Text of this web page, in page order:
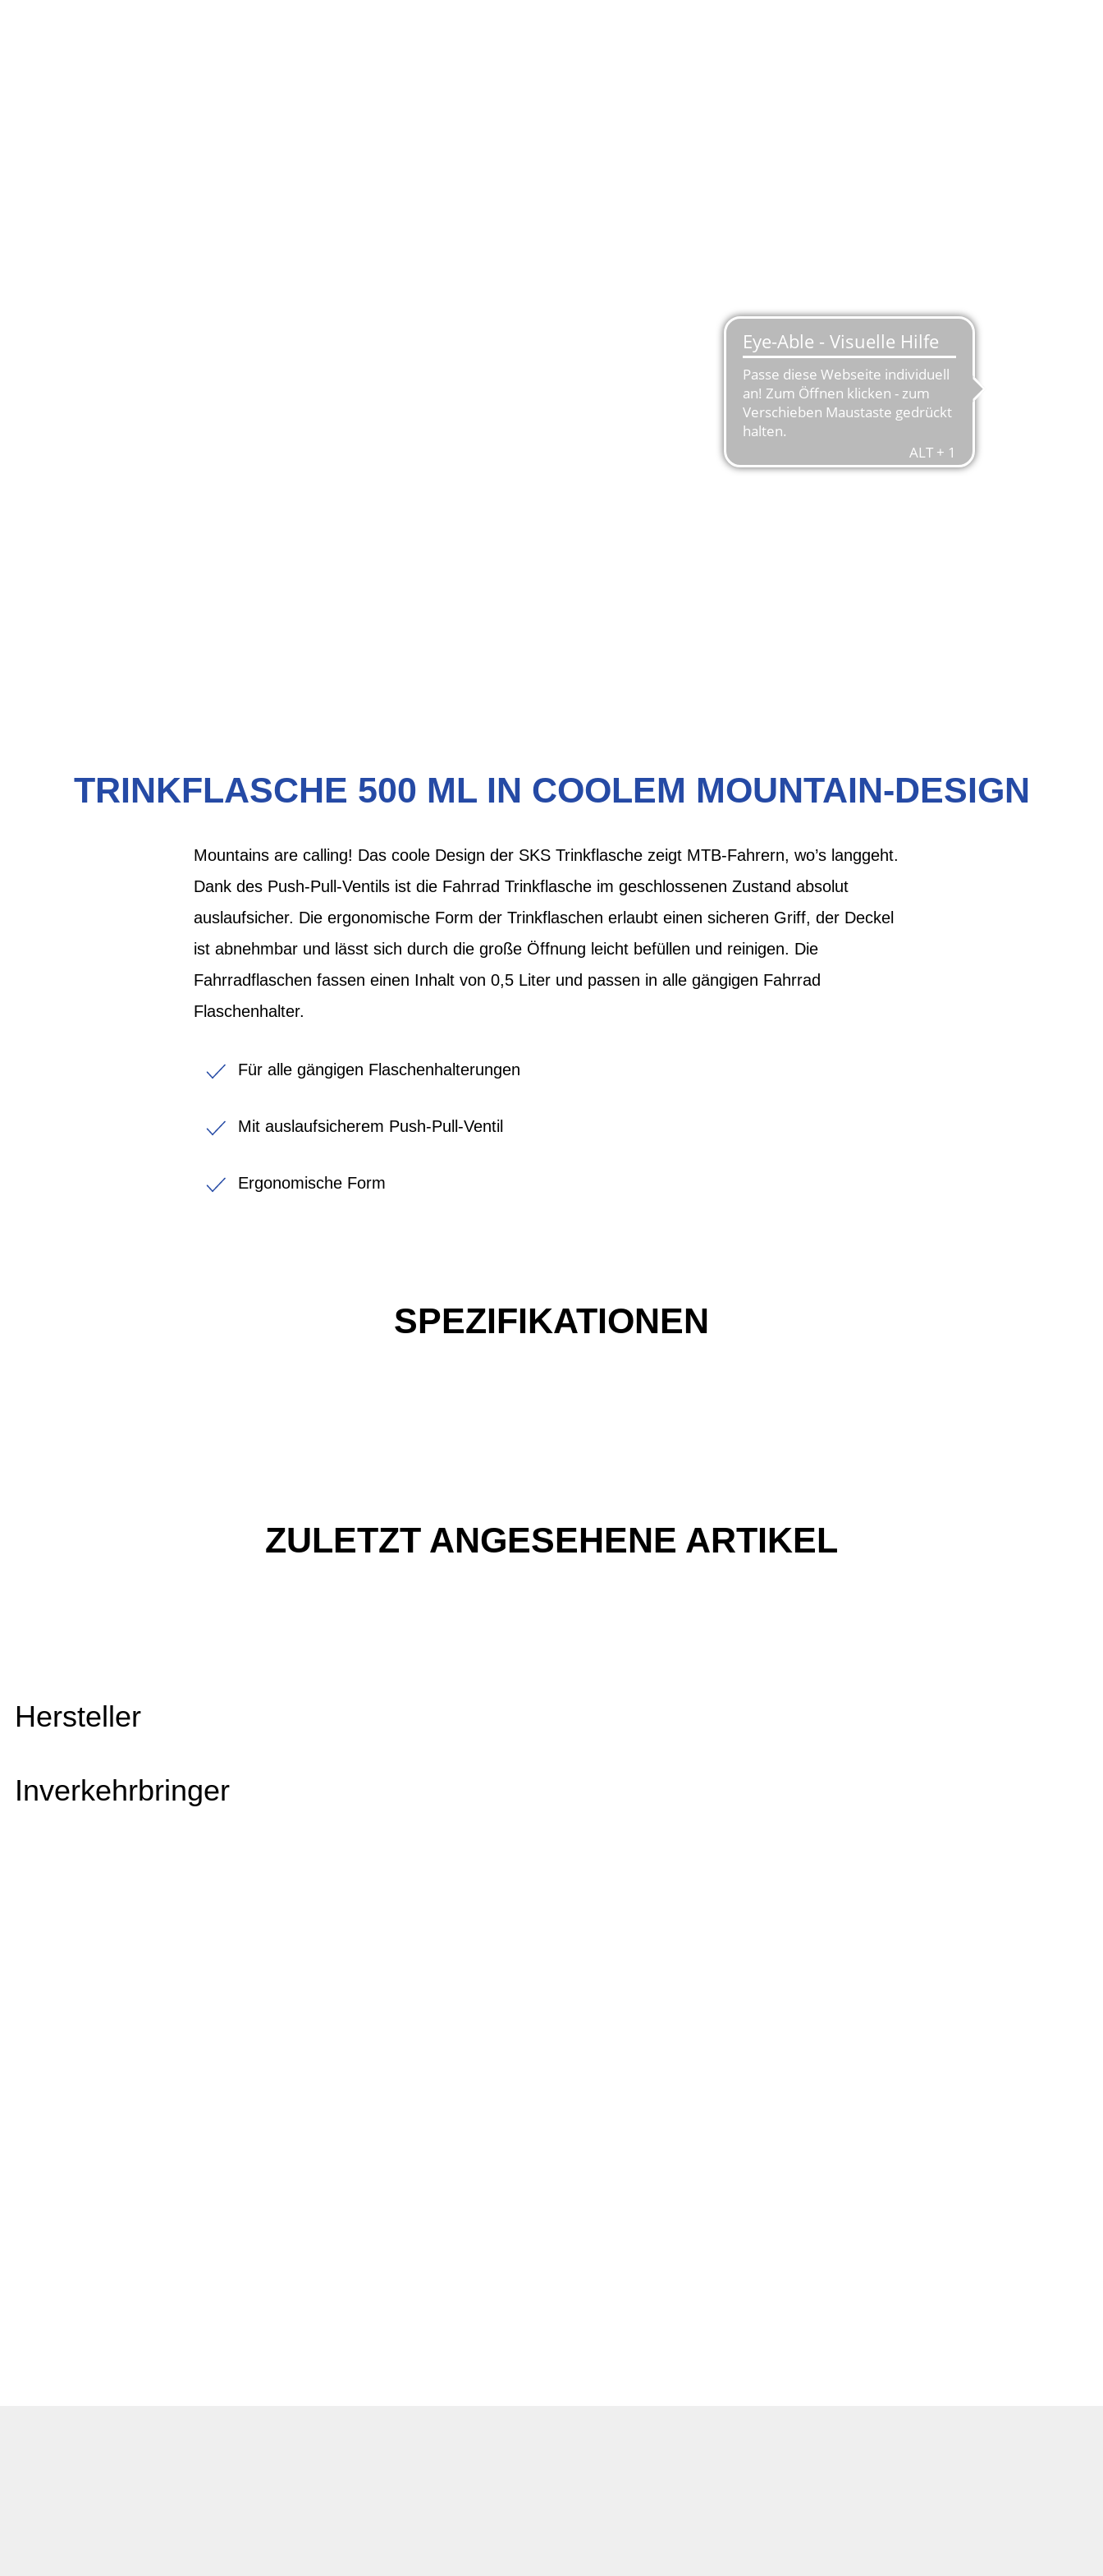
TRINKFLASCHE 500 ML IN COOLEM MOUNTAIN-DESIGN
Mountains are calling! Das coole Design der SKS Trinkflasche zeigt MTB-Fahrern, wo’s langgeht.
Dank des Push-Pull-Ventils ist die Fahrrad Trinkflasche im geschlossenen Zustand absolut
auslaufsicher. Die ergonomische Form der Trinkflaschen erlaubt einen sicheren Griff, der Deckel
ist abnehmbar und lässt sich durch die große Öffnung leicht befüllen und reinigen. Die
Fahrradflaschen fassen einen Inhalt von 0,5 Liter und passen in alle gängigen Fahrrad
Flaschenhalter.
Für alle gängigen Flaschenhalterungen
Mit auslaufsicherem Push-Pull-Ventil
Ergonomische Form
SPEZIFIKATIONEN
ZULETZT ANGESEHENE ARTIKEL
Hersteller
Inverkehrbringer